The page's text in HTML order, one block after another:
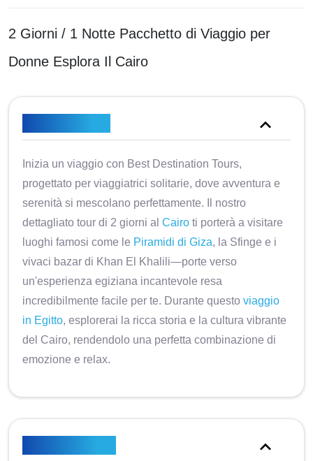
2 Giorni / 1 Notte Pacchetto di Viaggio per
Donne Esplora Il Cairo
Inizia un viaggio con Best Destination Tours,
progettato per viaggiatrici solitarie, dove avventura e
serenità si mescolano perfettamente. Il nostro
dettagliato tour di 2 giorni alCairo ti porterà a visitare
luoghi famosi come le Piramidi di Giza, la Sfinge e i
vivaci bazar di Khan El Khalili—porte verso
un'esperienza egiziana incantevole resa
incredibilmente facile per te. Durante questoviaggio
in Egitto, esplorerai la ricca storia e la cultura vibrante
del Cairo, rendendolo una perfetta combinazione di
emozione e relax.